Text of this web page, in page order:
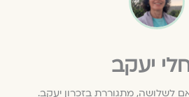
יעקב